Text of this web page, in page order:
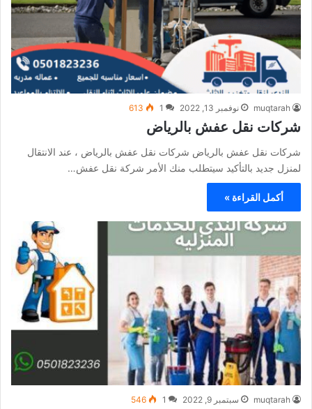
muqtarah نوفمبر 13, 2022 1
613
شركات نقل عفش بالرياض
شركات نقل عفش بالرياض شركات نقل عفش بالرياض ، عند الانتقال
لمنزل جديد بالتأكيد سيتطلب منك الأمر شركة نقل عفش…
أكمل القراءة »
muqtarah سبتمبر 9, 2022 1
546